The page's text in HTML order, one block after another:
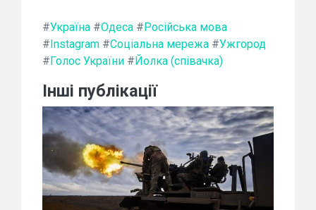
#Україна #Одеса # Російська мова
# Instagram #Соціальна мережа #Ужгород
# Голос України # Йолка (співачка)
Інші публікації